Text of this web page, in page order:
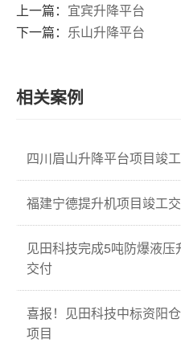
上一篇： 宜宾升降平台
下一篇： 乐山升降平台
相关案例
四川眉山升降平台项目竣
福建宁德提升机项目竣工
见田科技完成5吨防爆液压
交付
喜报！见田科技中标资阳
项目